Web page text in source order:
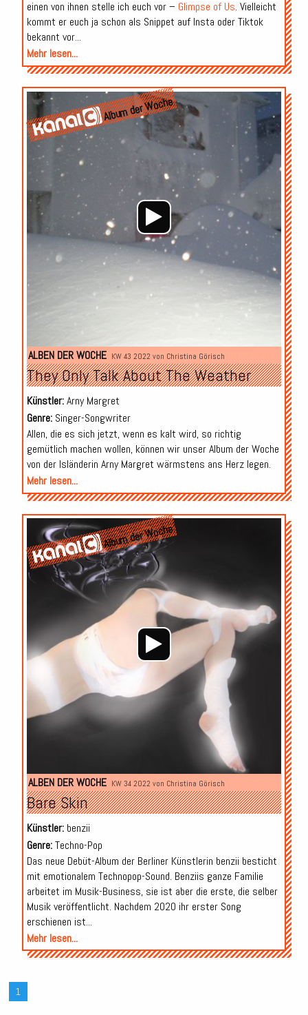
einen von ihnen stelle ich euch vor – Glimpse of Us. Vielleicht
kommt er euch ja schon als Snippet auf Insta oder Tiktok
bekannt vor...
Mehr lesen...
Album der Woche
Audio-
Player
ALBEN DER WOCHE KW 43 2022 von Christina Görisch
They Only Talk About The Weather
Künstler:Arny Margret
Genre:Singer-Songwriter
Allen, die es sich jetzt, wenn es kalt wird, so richtig
gemütlich machen wollen, können wir unser Album der Woche
von der Isländerin Arny Margret wärmstens ans Herz legen.
Mehr lesen...
Album der Woche
Audio-
Player
ALBEN DER WOCHE KW 34 2022 von Christina Görisch
Bare Skin
Künstler:benzii
Genre:Techno-Pop
Das neue Debüt-Album der Berliner Künstlerin benzii besticht
mit emotionalem Technopop-Sound. Benziis ganze Familie
arbeitet im Musik-Business, sie ist aber die erste, die selber
Musik veröffentlicht. Nachdem 2020 ihr erster Song
erschienen ist...
Mehr lesen...
1